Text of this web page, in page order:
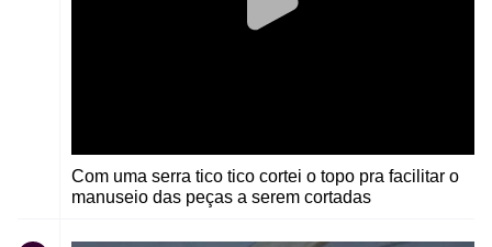
Com uma serra tico tico cortei o topo pra facilitar o
manuseio das peças a serem cortadas